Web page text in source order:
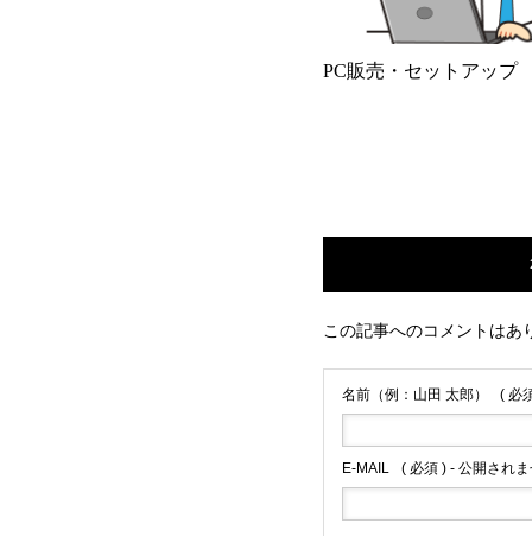
PC販売・セットアップ
この記事へのコメントはあ
名前（例：山田 太郎） ( 必
E-MAIL ( 必須 ) - 公開され